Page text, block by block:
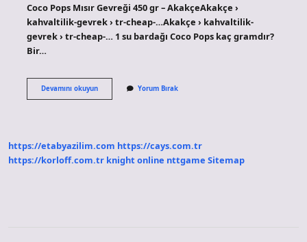
Coco Pops Mısır Gevreği 450 gr – AkakçeAkakçe ›
kahvaltilik-gevrek › tr-cheap-…Akakçe › kahvaltilik-
gevrek › tr-cheap-… 1 su bardağı Coco Pops kaç gramdır?
Bir…
Devamını okuyun1
Kg
Yorum Bırak
https://etabyazilim.com https://cays.com.tr
https://korloff.com.tr knight online nttgame Sitemap